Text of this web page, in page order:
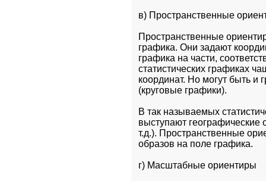
в) Пространственные
Пространственные
графика. Они задают
графика на части,
статистических графиках
координат. Но могут быть и
(круговые графики).
В так называемых
выступают
т.д.). Пространственные
образов на поле графика.
г) Масштабные ориентиры